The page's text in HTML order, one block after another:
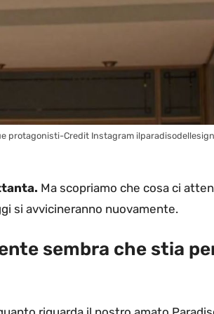
protagonisti-Credit Instagram
Ma scopriamo che cosa ci
si avvicineranno nuovamente.
sembra che stia